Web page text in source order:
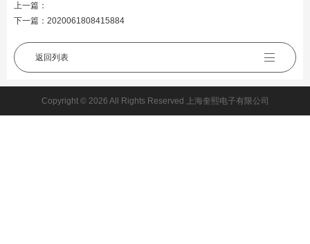
上一篇：
下一篇： 2020061808415884
返回列表
Copyright © 2026 All Rights Reserved 上海奎熙电子有限公司